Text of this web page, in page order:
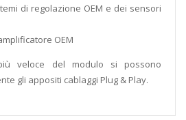
di regolazione OEM e dei sensori
OEM
veloce del modulo si possono
gli appositi cablaggi Plug & Play.